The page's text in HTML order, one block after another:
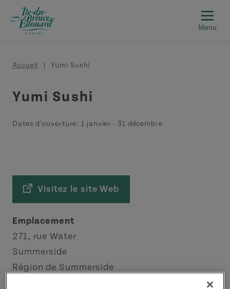
Aller au contenu principal
Fil d'Ariane
Accueil Yumi Sushi
Yumi Sushi
Dates d'ouverture:1 janvier - 31 décembre
Visitez le site Web
Emplacement
271, rue Water
Summerside
Région de Summerside